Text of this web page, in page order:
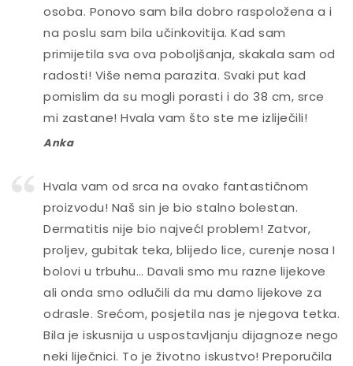
osoba. Ponovo sam bila dobro raspoložena a i
na poslu sam bila učinkovitija. Kad sam
primijetila sva ova poboljšanja, skakala sam od
radosti! Više nema parazita. Svaki put kad
pomislim da su mogli porasti i do 38 cm, srce
mi zastane! Hvala vam što ste me izliječili!
Anka
Hvala vam od srca na ovako fantastičnom
proizvodu! Naš sin je bio stalno bolestan.
Dermatitis nije bio najvećI problem! Zatvor,
proljev, gubitak teka, blijedo lice, curenje nosa I
bolovi u trbuhu… Davali smo mu razne lijekove
ali onda smo odlučili da mu damo lijekove za
odrasle. Srećom, posjetila nas je njegova tetka.
Bila je iskusnija u uspostavljanju dijagnoze nego
neki liječnici. To je životno iskustvo! Preporučila